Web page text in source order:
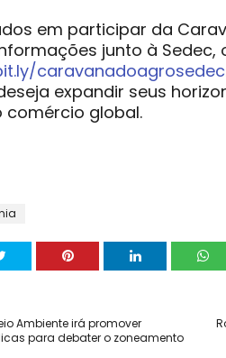
em participar da
junto à
caravanadoagrosedec
expandir seus
comércio global.
Ambiente irá promover
para debater o zoneamento